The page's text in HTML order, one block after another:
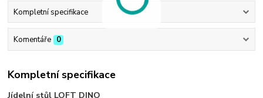
Kompletní specifikace
Komentáře 0
Kompletní specifikace
Jídelní stůl LOFT DINO